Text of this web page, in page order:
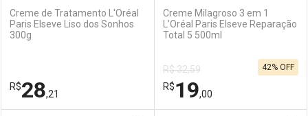
Ativar Desconto
Comprar sem Desconto
Por R$ 45,24/cada
Por R$ 45,24/cada
Comprar sem Desconto
Por R$ 55,59/cada
Comprar sem Desconto
Por R$ 55,59/cada
Creme de Tratamento L'Oréal
Paris Elseve Liso dos Sonhos
300g
R$28,21
Creme Milagroso 3 em 1
L’Oréal Paris Elseve Reparação
Total 5 500ml
R$ 32,59
R$19,00
42% OFF